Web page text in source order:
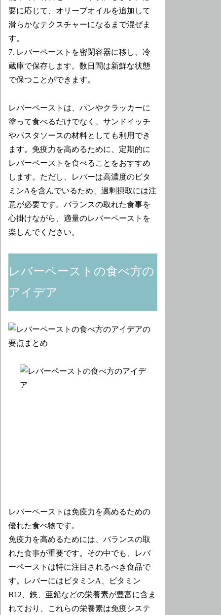
要に応じて、オリーブオイルを追加して
滑らかなテクスチャーになるまで混ぜま
す。
7. レバーペーストを密閉容器に移し、冷
蔵庫で保存します。数日間は新鮮な状態
で保つことができます。
レバーペーストは、パンやクラッカーに
塗って食べるだけでなく、サンドイッチ
やパスタソースの材料としても利用でき
ます。免疫力を高めるために、定期的に
レバーペーストを食べることをおすすめ
します。ただし、レバーは高濃度のビタ
ミンAを含んでいるため、過剰摂取には注
意が必要です。バランスの取れた食事を
心掛けながら、適量のレバーペーストを
楽しんでください。
レバーペーストの食べ方の
アイデア
レバーペーストは免疫力を高めるための
優れた食べ物です。
免疫力を高めるためには、バランスの取
れた食事が重要です。その中でも、レバ
ーペーストは特に注目されるべき食品で
す。レバーにはビタミンA、ビタミン
B12、鉄、亜鉛などの栄養素が豊富に含ま
れており、これらの栄養素は免疫システ